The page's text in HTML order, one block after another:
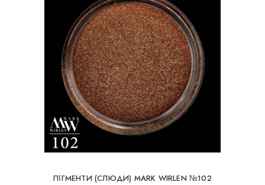
Під час відправлення замовлення закордон через
перевізника, інтернет магазин не несе
відповідальності за збереження і цілісність
ПІГМЕНТИ (СЛЮДИ) MARK WIRLEN №102